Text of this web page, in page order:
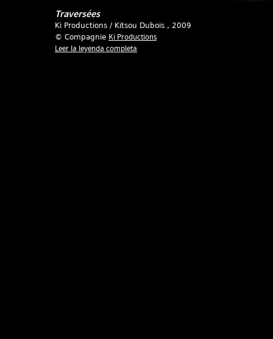
Traversées
Ki Productions / Kitsou Dubois , 2009
© Compagnie Ki Productions
Leer la leyenda completa